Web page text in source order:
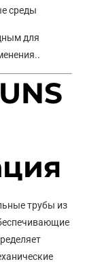
среды
для
трубы из